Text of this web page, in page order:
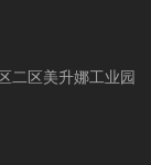
二区美升娜工业园